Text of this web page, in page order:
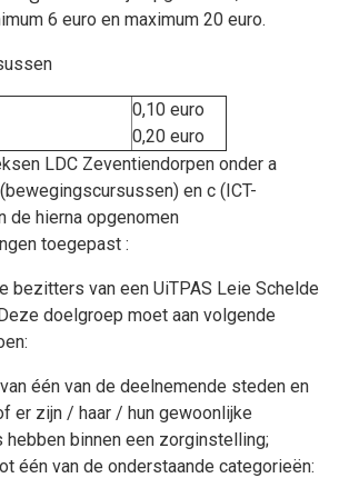
6 euro en maximum 20 euro.
0,10 euro
0,20 euro
LDC Zeventiendorpen onder a
en c (ICT-
de hierna opgenomen
toegepast :
bezitters van een UiTPAS Leie Schelde
doelgroep moet aan volgende
één van de deelnemende steden en
er zijn / haar / hun gewoonlijke
binnen een zorginstelling;
één van de onderstaande categorieën: